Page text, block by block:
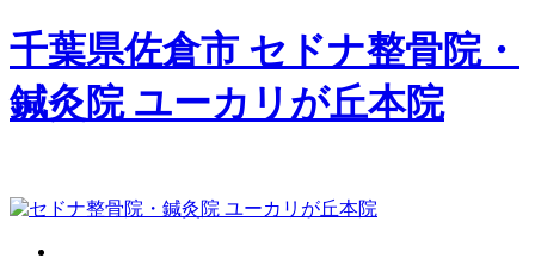
千葉県佐倉市 セドナ整骨院・
鍼灸院 ユーカリが丘本院